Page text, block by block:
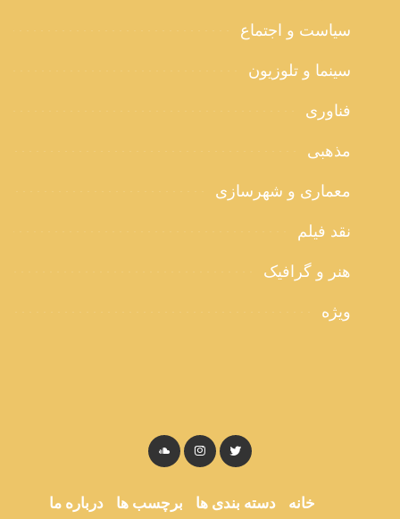
سیاست و اجتماع
سینما و تلوزیون
فناوری
مذهبی
معماری و شهرسازی
نقد فیلم
هنر و گرافیک
ویژه
خانه دسته بندی ها برچسب ها درباره ما